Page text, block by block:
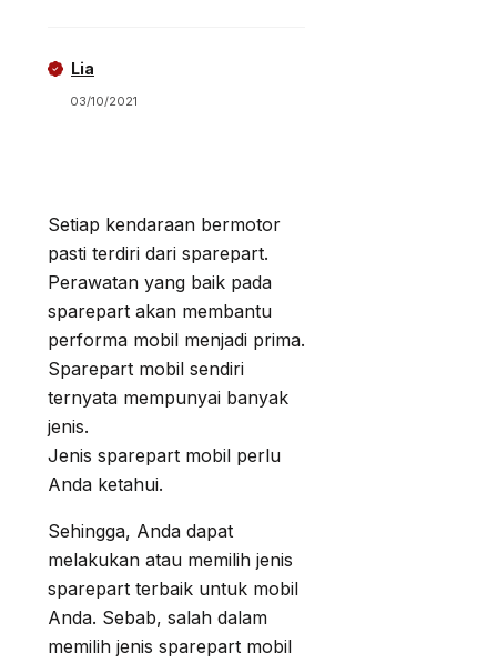
Lia
03/10/2021
Setiap kendaraan bermotor
pasti terdiri dari sparepart.
Perawatan yang baik pada
sparepart akan membantu
performa mobil menjadi prima.
Sparepart mobil sendiri
ternyata mempunyai banyak
jenis.
Jenis sparepart mobil perlu
Anda ketahui.
Sehingga, Anda dapat
melakukan atau memilih jenis
sparepart terbaik untuk mobil
Anda. Sebab, salah dalam
memilih jenis sparepart mobil